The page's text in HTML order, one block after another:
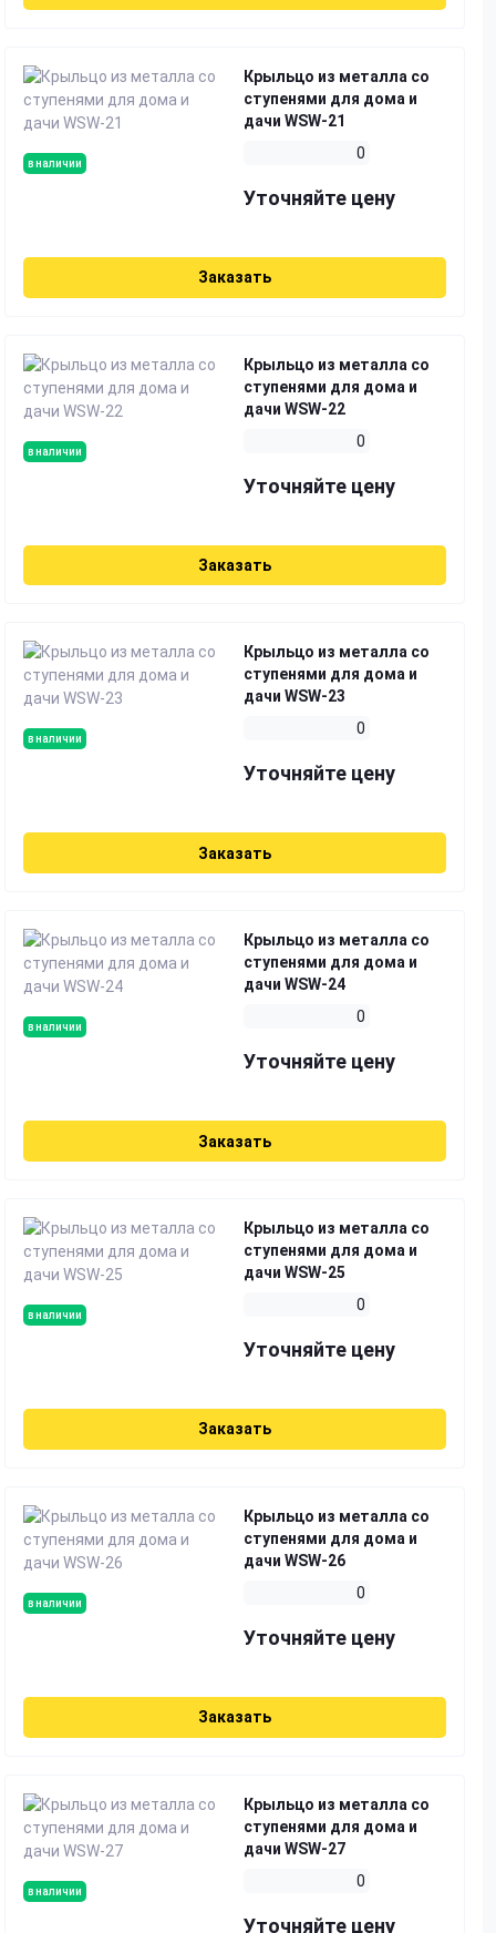
в наличии
Крыльцо из металла со
ступенями для дома и
дачи WSW-21
0
Уточняйте цену
Заказать
в наличии
Крыльцо из металла со
ступенями для дома и
дачи WSW-22
0
Уточняйте цену
Заказать
в наличии
Крыльцо из металла со
ступенями для дома и
дачи WSW-23
0
Уточняйте цену
Заказать
в наличии
Крыльцо из металла со
ступенями для дома и
дачи WSW-24
0
Уточняйте цену
Заказать
в наличии
Крыльцо из металла со
ступенями для дома и
дачи WSW-25
0
Уточняйте цену
Заказать
в наличии
Крыльцо из металла со
ступенями для дома и
дачи WSW-26
0
Уточняйте цену
Заказать
в наличии
Крыльцо из металла со
ступенями для дома и
дачи WSW-27
0
Уточняйте цену